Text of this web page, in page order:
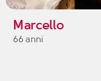
Marcello
66 anni